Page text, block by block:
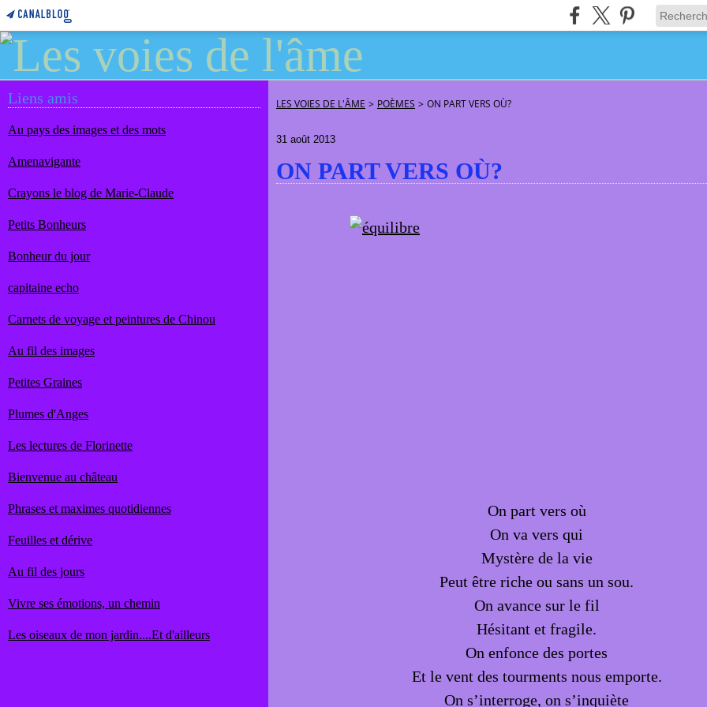
Liens amis
Au pays des images et des mots
Amenavigante
Crayons le blog de Marie-Claude
Petits Bonheurs
Bonheur du jour
capitaine echo
Carnets de voyage et peintures de Chinou
Au fil des images
Petites Graines
Plumes d'Anges
Les lectures de Florinette
Bienvenue au château
Phrases et maximes quotidiennes
Feuilles et dérive
Au fil des jours
Vivre ses émotions, un chemin
Les oiseaux de mon jardin....Et d'ailleurs
LES VOIES DE L'ÂME > POÈMES > ON PART VERS OÙ?
31 août 2013
ON PART VERS OÙ?
On part vers où
On va vers qui
Mystère de la vie
Peut être riche ou sans un sou.
On avance sur le fil
Hésitant et fragile.
On enfonce des portes
Et le vent des tourments nous emporte.
On s’interroge, on s’inquiète